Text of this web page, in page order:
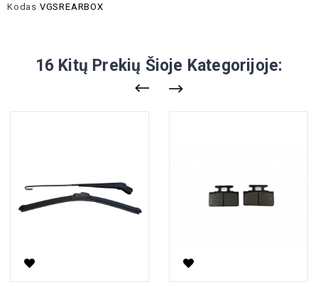
Kodas VGSREARBOX
16 Kitų Prekių Šioje Kategorijoje: